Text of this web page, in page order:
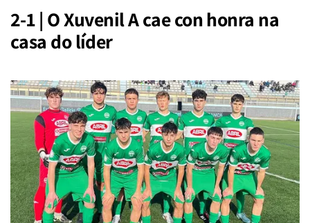
2-1 | O Xuvenil A cae con honra na
casa do líder